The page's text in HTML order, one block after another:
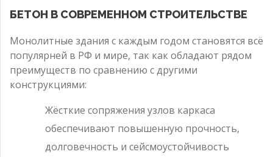
БЕТОН В СОВРЕМЕННОМ СТРОИТЕЛЬСТВЕ
Монолитные здания с каждым годом становятся всё
популярней в РФ и мире, так как обладают рядом
преимуществ по сравнению с другими
конструкциями:
Жёсткие сопряжения узлов каркаса
обеспечивают повышенную прочность,
долговечность и сейсмоустойчивость